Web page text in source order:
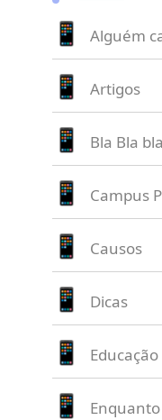
Alguém
Artigos
Bla Bla bla
Campus
Causos
Dicas